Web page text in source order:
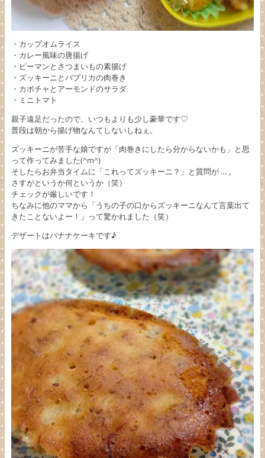
・カップオムライス
・カレー風味の唐揚げ
・ピーマンとさつまいもの素揚げ
・ズッキーニとパプリカの肉巻き
・カボチャとアーモンドのサラダ
・ミニトマト
親子遠足だったので、いつもよりも少し豪華です♡
普段は朝から揚げ物なんてしないしねぇ。
ズッキーニが苦手な娘ですが「肉巻きにしたら分からないかも」と思
って作ってみました(^m^)
そしたらお弁当タイムに「これってズッキーニ？」と質問が … 。
さすがというか何というか（笑）
チェックが厳しいです！
ちなみに他のママから「うちの子の口からズッキーニなんて言葉出て
きたことないよー！」って驚かれました（笑）
デザートはバナナケーキです♪